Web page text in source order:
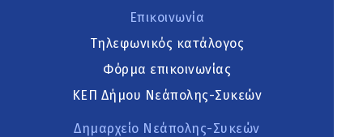
Επικοινωνία
Τηλεφωνικός κατάλογος
Φόρμα επικοινωνίας
ΚΕΠ Δήμου Νεάπολης-Συκεών
Δημαρχείο Νεάπολης-Συκεών